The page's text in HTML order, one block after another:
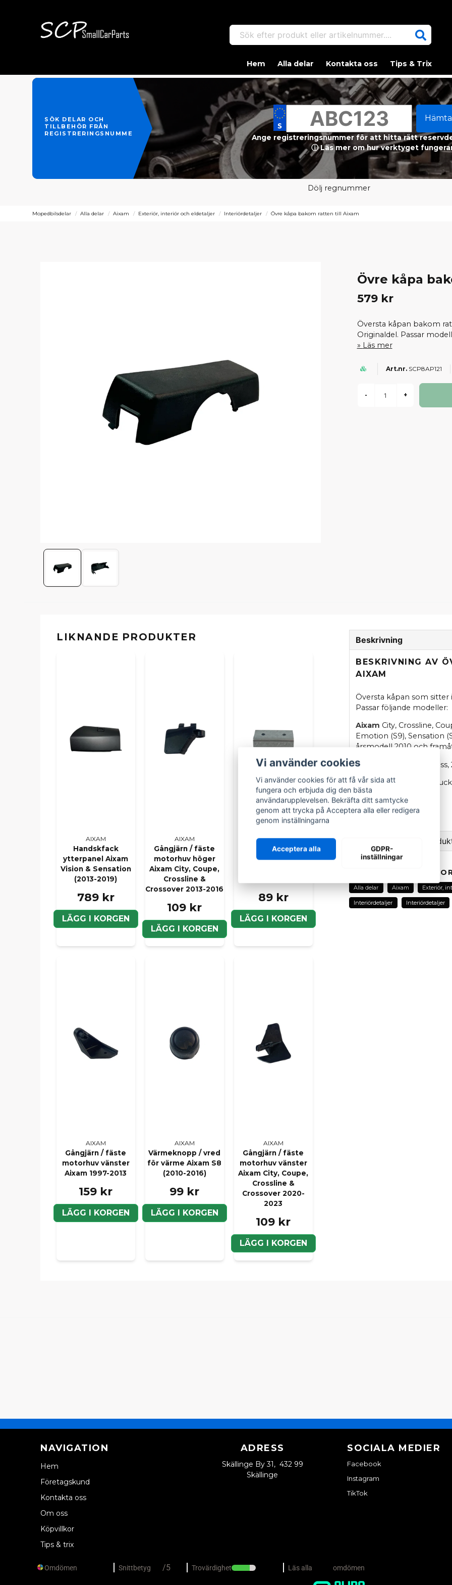
Sök efter produkt eller artikelnummer....
Hem Alla delar Kontakta oss Tips & Trix
SÖK DELAR OCH
TILLBEHÖR FRÅN
REGISTRERINGSNUMMER
Ange registreringsnummer för att hitta rätt
ⓘ Läs mer om hur verktyget
Dölj regnummer
Mopedbilsdelar Alla delar Aixam Exteriör, interiör och eldetaljer Interiördetaljer Övre kåpa bakom ratten till Aixam
Övre kåpa
579 kr
Översta kåpan bakom
Originaldel. Passar
Läs mer
SCP8AP121
- +
LIKNANDE PRODUKTER
AIXAM
Handskfack
ytterpanel Aixam
Vision & Sensation
(2013-2019)
789 kr
LÄGG I KORGEN
AIXAM
Gångjärn / fäste
motorhuv höger
Aixam City, Coupe,
Crossline &
Crossover 2013-2016
109 kr
LÄGG I KORGEN
AIXAM
Fästplatta /
metallplatta /
89 kr
LÄGG I KORGEN
AIXAM
Gångjärn / fäste
motorhuv vänster
Aixam 1997-2013
159 kr
LÄGG I KORGEN
AIXAM
Värmeknopp / vred
för värme Aixam S8
(2010-2016)
99 kr
LÄGG I KORGEN
AIXAM
Gångjärn / fäste
motorhuv vänster
Aixam City, Coupe,
Crossline &
Crossover 2020-
2023
109 kr
LÄGG I KORGEN
Beskrivning
BESKRIVNING AV
AIXAM
Översta kåpan som
Passar följande modeller:
Aixam City, Crossline,
Emotion (S9), Sensation
årsmodell 2010 och
Aixam
Minauto: V1,
Aixam: D-Truck & D-
OEM: 8AP121
Ställ en fråga om
Fråga oss om denna
RELATERADE
Alla delar Aixam Exteriör,
Interiördetaljer Interiördetaljer
NAVIGATION
Hem
Företagskund
Kontakta oss
Om oss
Köpvillkor
Tips & trix
ADRESS
Skällinge By 31, 432 99
Skällinge
SOCIALA MEDIER
Facebook
Instagram
TikTok
Vi använder cookies
Vi använder cookies för att få vår sida att
fungera och erbjuda dig den bästa
användarupplevelsen. Bekräfta ditt samtycke
genom att trycka på Acceptera alla eller redigera
genom inställningarna
Acceptera alla
GDPR-
inställningar